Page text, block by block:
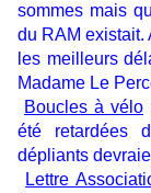
sommes mais
du RAM existait.
les meilleurs
Madame Le
Boucles à vélo
été retardées
dépliants
Lettre